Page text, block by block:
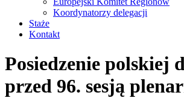
Koordynatorzy delegacji
Staże
Kontakt
Posiedzenie polskiej
przed 96. sesją